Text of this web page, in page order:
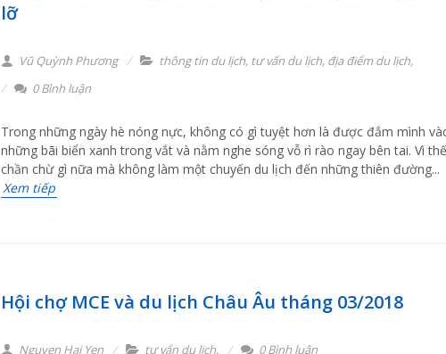
lỡ
Vũ Quỳnh Phương thông tin du lịch, tư vấn du lịch, địa điểm du lịch,
0 Bình luận
Trong những ngày hè nóng nực, không có gì tuyệt hơn là được đắm mình
những bãi biển xanh trong vắt và nằm nghe sóng vỗ rì rào ngay bên tai. Vì
chần chừ gì nữa mà không làm một chuyến du lịch đến những thiên đường...
Xem tiếp
Hội chợ MCE và du lịch Châu Âu tháng 03/2018
Nguyen Hai Yen tư vấn du lịch, 0 Bình luận